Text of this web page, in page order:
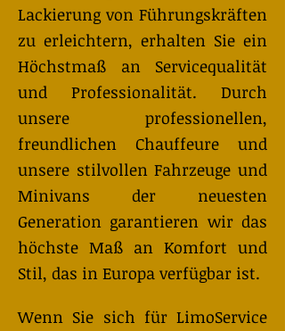
Lackierung von Führungskräften
zu erleichtern, erhalten Sie ein
Höchstmaß an Servicequalität
und Professionalität. Durch
unsere professionellen,
freundlichen Chauffeure und
unsere stilvollen Fahrzeuge und
Minivans der neuesten
Generation garantieren wir das
höchste Maß an Komfort und
Stil, das in Europa verfügbar ist.
Wenn Sie sich für LimoService